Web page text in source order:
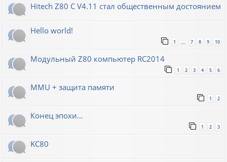
Hitech Z80 C V4.11 стал общественным достоянием
Hello world!
1 7 8 9 10
Модульный Z80 компьютер RC2014
1 2 3 4 5 6
MMU + защита памяти
1 2
Конец эпохи…
1 2 3
KC80